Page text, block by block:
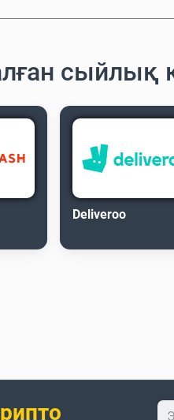
Deliveroo